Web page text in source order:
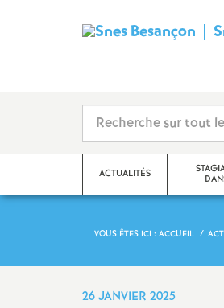
ACTUALITÉS
Actualité des disciplines
VOUS ÊTES ICI : ACCUEIL
26 JANVIER 2025